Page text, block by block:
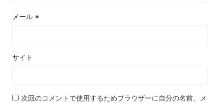
メール ※
サイト
次回のコメントで使用するためブラウザーに自分の名前、メ